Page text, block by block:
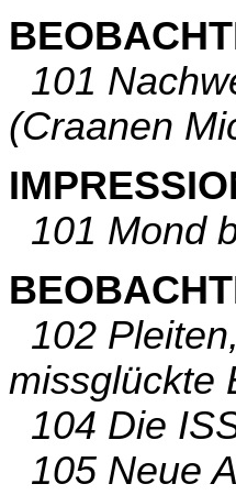
101
(Craanen
101 Mond
102
missglückte
104 Die
105 Neue